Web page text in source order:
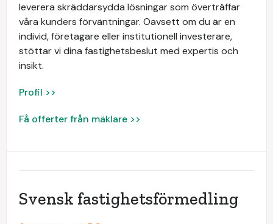
leverera skräddarsydda lösningar som överträffar
våra kunders förväntningar. Oavsett om du är en
individ, företagare eller institutionell investerare,
stöttar vi dina fastighetsbeslut med expertis och
insikt.
Profil >>
Få offerter från mäklare >>
Svensk fastighetsförmedling